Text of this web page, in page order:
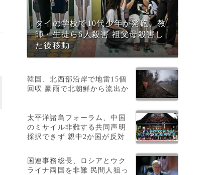
タイの学校で10代少年が発砲、教
師・生徒ら6人殺害 祖父母殺害し
た後移動
韓国、北西部沿岸で地雷15個
回収 豪雨で北朝鮮から流出か
太平洋諸島フォーラム、中国
のミサイル非難する共同声明
採択できず 親中2か国が反対
国連事務総長、ロシアとウク
ライナ両国を非難 民間人狙っ